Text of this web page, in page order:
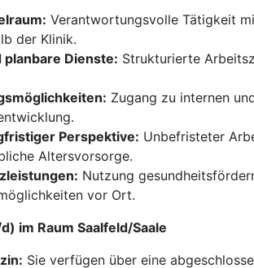
Verantwortungsvolle Tätigkeit
der Klinik.
Dienste: Strukturierte
Zugang zu internen
Perspektive: Unbefristeter
Altersvorsorge.
Nutzung
vor Ort.
im Raum Saalfeld/Saale
Sie verfügen über eine